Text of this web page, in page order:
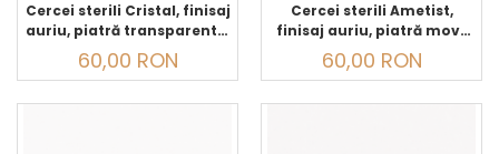
Cercei sterili Cristal, finisaj
auriu, piatră transparentă,
pentru găurirea urechilor
și purtare zilnică
60,00 RON
Cercei sterili Ametist,
finisaj auriu, piatră mov-
violet, pentru găurirea
urechilor și purtare zilnică
60,00 RON